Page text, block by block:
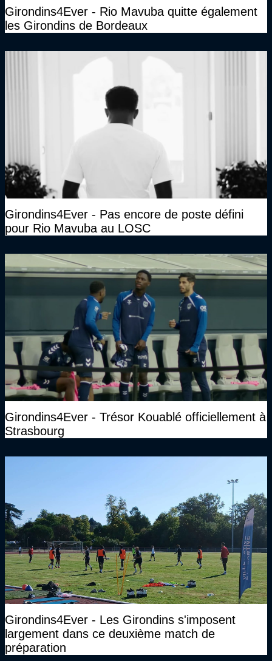
Girondins4Ever - Rio Mavuba quitte également
les Girondins de Bordeaux
Girondins4Ever - Pas encore de poste défini
pour Rio Mavuba au LOSC
Girondins4Ever - Trésor Kouablé officiellement à
Strasbourg
Girondins4Ever - Les Girondins s'imposent
largement dans ce deuxième match de
préparation